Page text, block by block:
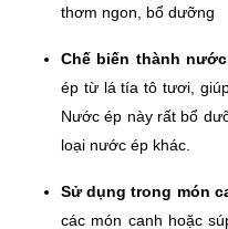
thơm ngon, bổ dưỡng
Chế biến thành
ép từ lá tía tô tươi,
Nước ép này rất bổ
loại nước ép khác.
Sử dụng trong món
các món canh hoặc